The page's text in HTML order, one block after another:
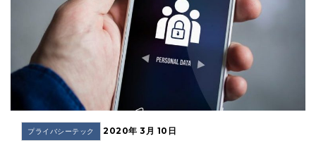
プライバシーテック 2020年 3月 10日